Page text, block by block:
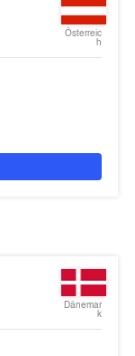
Österreic
h
Dänemar
k